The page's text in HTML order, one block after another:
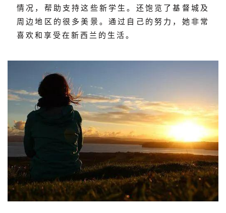
情况，帮助支持这些新学生。还饱览了基督城及
周边地区的很多美景。通过自己的努力，她非常
喜欢和享受在新西兰的生活。